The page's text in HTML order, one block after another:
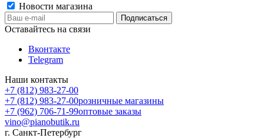
Новости магазина
Оставайтесь на связи
Вконтакте
Telegram
Наши контакты
+7 (812) 983-27-00
+7 (812) 983-27-00розничные магазины
+7 (962) 706-71-99оптовые заказы
vino@pianobutik.ru
г. Санкт-Петербург